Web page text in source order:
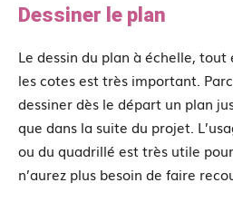
Dessiner le plan
Le dessin du plan à échelle,
les cotes est très important.
dessiner dès le départ un plan
que dans la suite du projet.
ou du quadrillé est très utile
n’aurez plus besoin de faire